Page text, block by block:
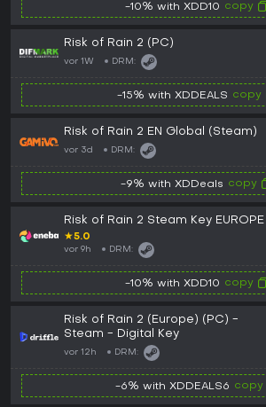
-10% with XDD10 copy
Risk of Rain 2 (PC)
vor 1W DRM:
-15% with XDDEALS copy
Risk of Rain 2 EN Global (Steam)
vor 3d DRM:
-9% with XDDeals copy
Risk of Rain 2 Steam Key EUROPE
★5.0
vor 9h DRM:
-10% with XDD10 copy
Risk of Rain 2 (Europe) (PC) -
Steam - Digital Key
vor 12h DRM:
-6% with XDDEALS6 copy